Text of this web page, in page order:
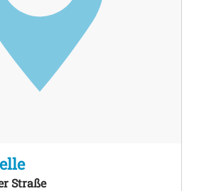
Straße